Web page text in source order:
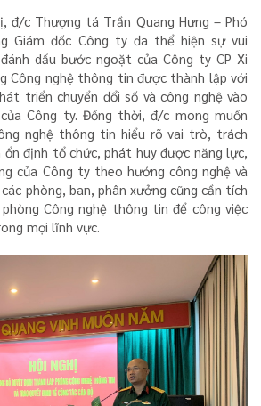
đ/c Thượng tá Trần Quang Hưng – Phó
Giám đốc Công ty đã thể hiện sự vui
dấu bước ngoặt của Công ty CP Xi
Công nghệ thông tin được thành lập với
triển chuyển đổi số và công nghệ vào
Công ty. Đồng thời, đ/c mong muốn
nghệ thông tin hiểu rõ vai trò, trách
định tổ chức, phát huy được năng lực,
của Công ty theo hướng công nghệ và
phòng, ban, phân xưởng cũng cần tích
Công nghệ thông tin để công việc
mọi lĩnh vực.